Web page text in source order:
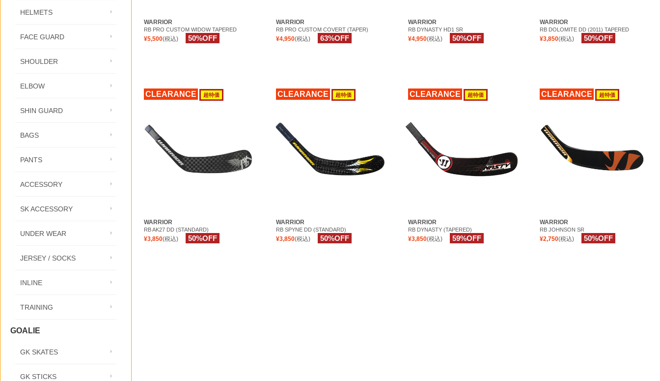
HELMETS
FACE GUARD
SHOULDER
ELBOW
SHIN GUARD
BAGS
PANTS
ACCESSORY
SK ACCESSORY
UNDER WEAR
JERSEY / SOCKS
INLINE
TRAINING
GOALIE
GK SKATES
GK STICKS
WARRIOR
RB PRO CUSTOM WIDOW TAPERED
¥5,500(税込) 50%OFF
WARRIOR
RB PRO CUSTOM COVERT (TAPER)
¥4,950(税込) 63%OFF
WARRIOR
RB DYNASTY HD1 SR
¥4,950(税込) 50%OFF
WARRIOR
RB DOLOMITE DD (2011) TAPERED
¥3,850(税込) 50%OFF
CLEARANCE 超特価
WARRIOR
RB AK27 DD (STANDARD)
¥3,850(税込) 50%OFF
CLEARANCE 超特価
WARRIOR
RB SPYNE DD (STANDARD)
¥3,850(税込) 50%OFF
CLEARANCE 超特価
WARRIOR
RB DYNASTY (TAPERED)
¥3,850(税込) 59%OFF
CLEARANCE 超特価
WARRIOR
RB JOHNSON SR
¥2,750(税込) 50%OFF